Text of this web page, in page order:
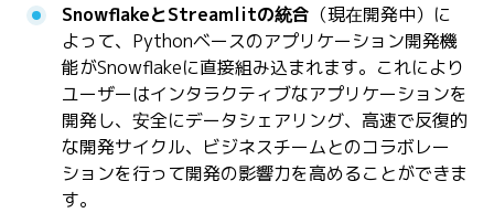
SnowflakeとStreamlitの統合 （現在開発中）に
よって、Pythonベースのアプリケーション開発機
能がSnowflakeに直接組み込まれます。これにより
ユーザーはインタラクティブなアプリケーションを
開発し、安全にデータシェアリング、高速で反復的
な開発サイクル、ビジネスチームとのコラボレー
ションを行って開発の影響力を高めることができま
す。